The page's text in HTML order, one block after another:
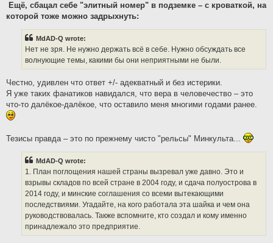
Ещё, сбацал себе "элитный номер" в подземке – с кроваткой, на
которой тоже можно задрыхнуть:
MdAD-Q wrote:
Нет не зря. Не нужно держать всё в себе. Нужно обсуждать все
волнующие темы, какими бы они неприятными не были.
Честно, удивлен что ответ +/- адекватный и без истерики.
Я уже таких фанатиков навидался, что вера в человечество – это
что-то далёкое-далёкое, что оставило меня многими годами ранее.
Тезисы правда – это по прежнему чисто "рельсы" Минкульта...
MdAD-Q wrote:
1. План поглощения нашей страны вызревал уже давно. Это и
взрывы складов по всей стране в 2004 году, и сдача полуострова в
2014 году, и минские соглашения со всеми вытекающими
последствиями. Угадайте, на кого работала эта шайка и чем она
руководствовалась. Также вспомните, кто создал и кому именно
принадлежало это предприятие.